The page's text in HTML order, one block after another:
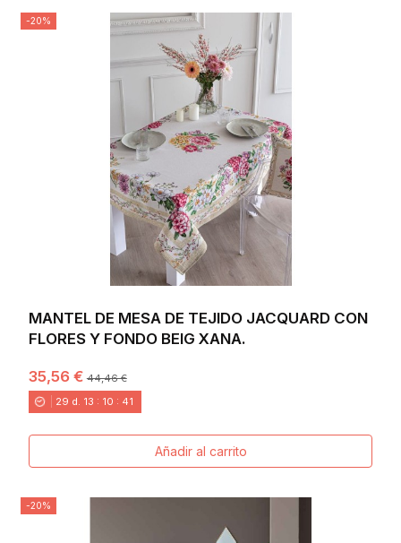
-20%
MANTEL DE MESA DE TEJIDO JACQUARD CON
FLORES Y FONDO BEIG XANA.
35,56 €44,46 €
29 d. 13 : 10 : 40
Añadir al carrito
-20%